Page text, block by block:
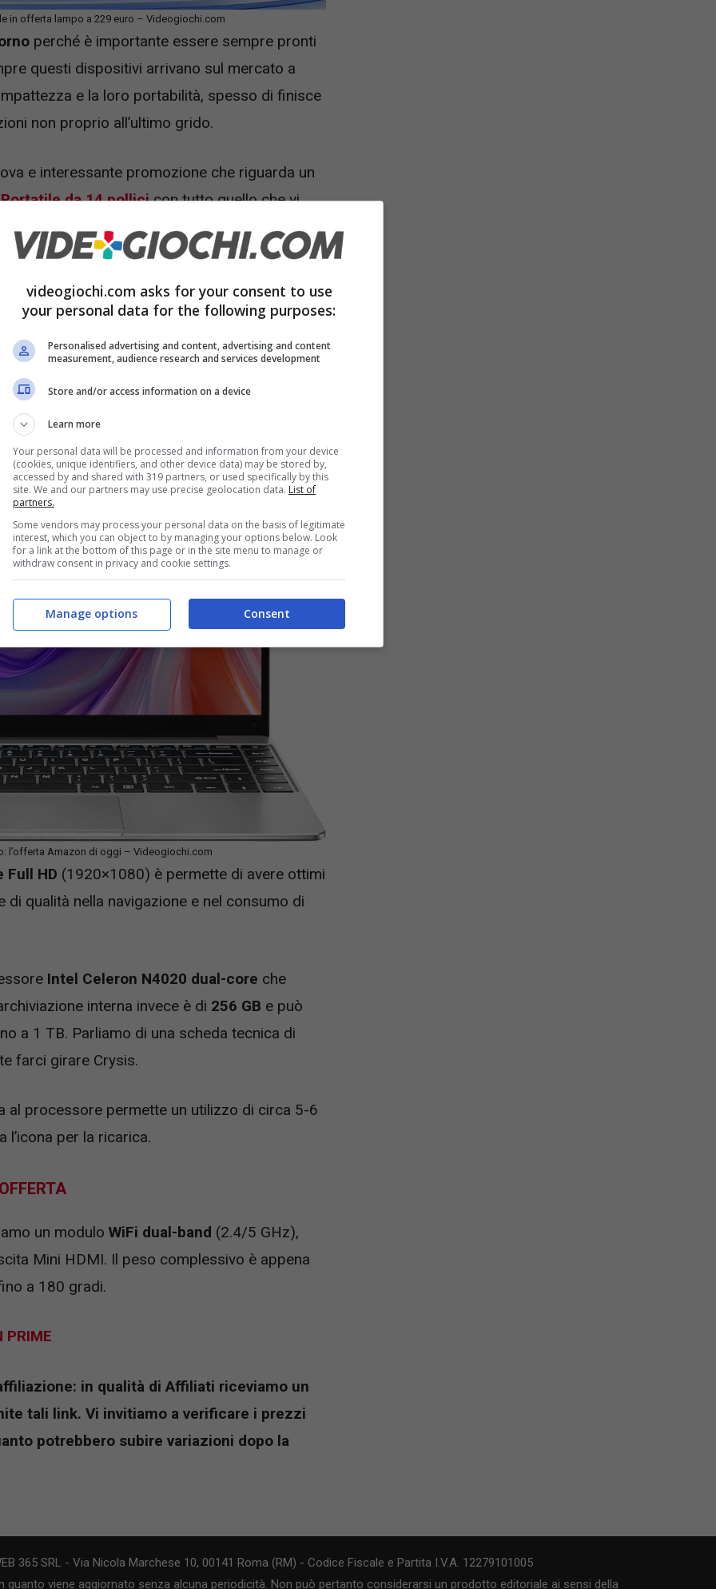
in offerta lampo a 229 euro – Videogiochi.com
perché è importante essere sempre pronti
questi dispositivi arrivano sul mercato a
e la loro portabilità, spesso di finisce
non proprio all’ultimo grido.
e interessante promozione che riguarda un
da 14 pollici con tutto quello che vi
a soli 229 euro.
l’offerta Amazon di
oggi presenta già a bordo una versione
, con tutte le caratteristiche e le funzioni che
f
l’offerta Amazon di oggi – Videogiochi.com
Full HD (1920×1080) è permette di avere ottimi
di qualità nella navigazione e nel consumo di
Intel Celeron N4020 dual-core che
interna invece è di 256 GB e può
a 1 TB. Parliamo di una scheda tecnica di
farci girare Crysis.
al processore permette un utilizzo di circa 5-6
per la ricarica.
un modulo WiFi dual-band (2.4/5 GHz),
Mini HDMI. Il peso complessivo è appena
a 180 gradi.
PRIME
in qualità di Affiliati riceviamo un
tali link. Vi invitiamo a verificare i prezzi
potrebbero subire variazioni dopo la
365 SRL - Via Nicola Marchese 10, 00141 Roma (RM) - Codice Fiscale e Partita I.V.A. 12279101005
viene aggiornato senza alcuna periodicità. Non può pertanto considerarsi un prodotto editoriale ai sensi della
videogiochi.com asks for your consent to use
your personal data for the following purposes:
Personalised advertising and content, advertising and content
measurement, audience research and services development
Store and/or access information on a device
Learn more
Your personal data will be processed and information from your device
(cookies, unique identifiers, and other device data) may be stored by,
accessed by and shared with 319 partners, or used specifically by this
site. We and our partners may use precise geolocation data. List of
partners.
Some vendors may process your personal data on the basis of legitimate
interest, which you can object to by managing your options below. Look
for a link at the bottom of this page or in the site menu to manage or
withdraw consent in privacy and cookie settings.
Consent
Manage options